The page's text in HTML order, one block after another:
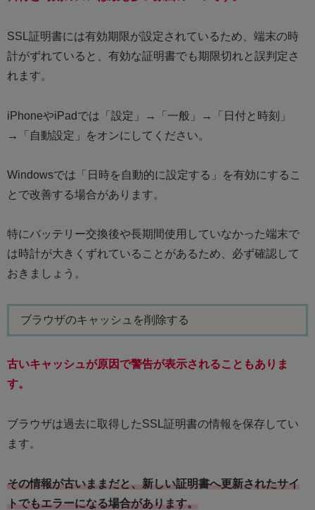
SSL証明書には有効期限が設定されているため、端末の時
計がずれていると、有効な証明書でも期限切れと誤判定さ
れます。
iPhoneやiPadでは「設定」→「一般」→「日付と時刻」
→「自動設定」をオンにしてください。
Windowsでは「日時を自動的に設定する」を有効にするこ
とで改善する場合があります。
特にバッテリー交換後や長期間使用していなかった端末で
は時計が大きくずれていることがあるため、必ず確認して
おきましょう。
ブラウザのキャッシュを削除する
古いキャッシュが原因で警告が表示されることもありま
す。
ブラウザは過去に取得したSSL証明書の情報を保存してい
ます。
その情報が古いままだと、新しい証明書へ更新されたサイ
トでもエラーになる場合があります。